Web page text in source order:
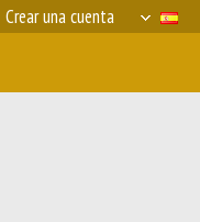
Crear una cuenta